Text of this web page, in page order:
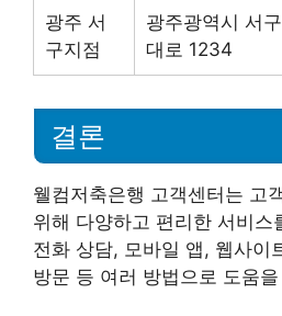
광주 서
구지점
광주광역시 서
대로 1234
결론
웰컴저축은행 고객센터는 고
위해 다양하고 편리한 서비스
전화 상담, 모바일 앱, 웹사이
방문 등 여러 방법으로 도움